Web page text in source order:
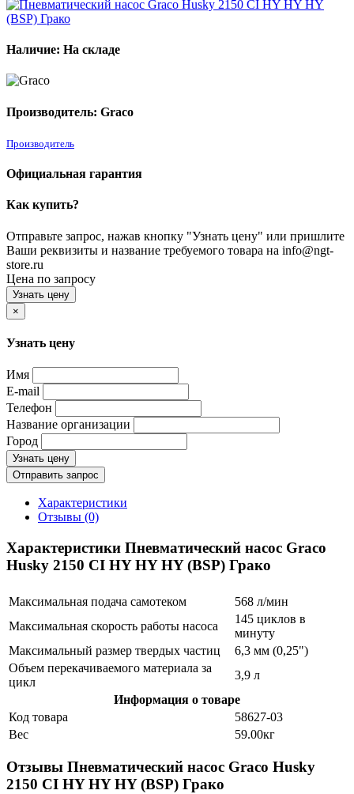
Наличие: На складе
Производитель: Graco
Производитель
Официальная гарантия
Как купить?
Отправьте запрос, нажав кнопку "Узнать цену" или пришлите
Ваши реквизиты и название требуемого товара на info@ngt-
store.ru
Цена по запросу
Узнать цену
×
Узнать цену
Имя
E-mail
Телефон
Название организации
Город
Узнать цену
Отправить запрос
Характеристики
Отзывы (0)
Характеристики Пневматический насос Graco
Husky 2150 CI HY HY HY (BSP) Грако
Максимальная подача самотеком
568 л/мин
Максимальная скорость работы насоса
145 циклов в
минуту
Максимальный размер твердых частиц
6,3 мм (0,25")
Объем перекачиваемого материала за
цикл
3,9 л
Информация о товаре
Код товара
58627-03
Вес
59.00кг
Отзывы Пневматический насос Graco Husky
2150 CI HY HY HY (BSP) Грако